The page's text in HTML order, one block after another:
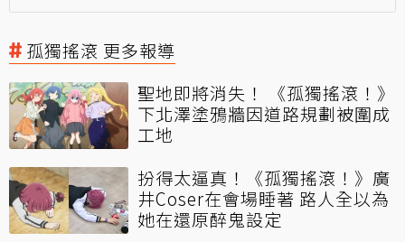
孤獨搖滾 更多報導
聖地即將消失！ 《孤獨搖滾！》
下北澤塗鴉牆因道路規劃被圍成
工地
扮得太逼真！《孤獨搖滾！》廣
井Coser在會場睡著 路人全以為
她在還原醉鬼設定